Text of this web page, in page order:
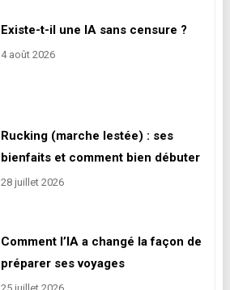
Existe-t-il une IA sans censure ?
4 août 2026
Rucking (marche lestée) : ses
bienfaits et comment bien débuter
28 juillet 2026
Comment l’IA a changé la façon de
préparer ses voyages